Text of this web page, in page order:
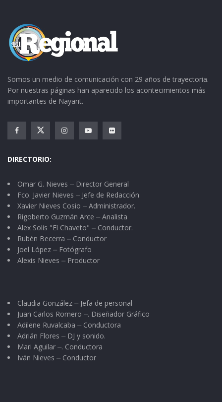
Somos un medio de comunicación con 29 años de trayectoria.
Por nuestras páginas han aparecido los acontecimientos más
importantes de Nayarit.
DIRECTORIO:
Omar G. Nieves ⏤ Director General
Fco. Javier Nieves ⏤ Jefe de Redacción
Xavier Nieves Cosio ⏤ Administrador.
Rigoberto Guzmán Arce ⏤ Analista
Alex Solis "El Chaveto" ⏤ Conductor.
Rubén Becerra ⏤ Conductor
Joel López ⏤ Fotógrafo
Alexis Nieves ⏤ Productor
Claudia González ⏤ Jefa de personal
Juan Carlos Romero ⏤. Diseñador Gráfico
Adilene Ruvalcaba ⏤ Conductora
Adrián Flores ⏤ DJ y sonido.
Mari Aguilar ⏤. Conductora
Iván Nieves ⏤ Conductor